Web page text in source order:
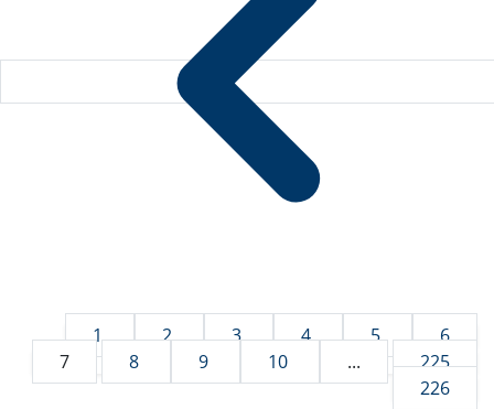
1 2 3 4 5
6
7
8 9 10 ...
225
226